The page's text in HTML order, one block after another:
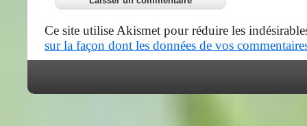
Ce site utilise Akismet pour réduire les
sur la façon dont les données de vos